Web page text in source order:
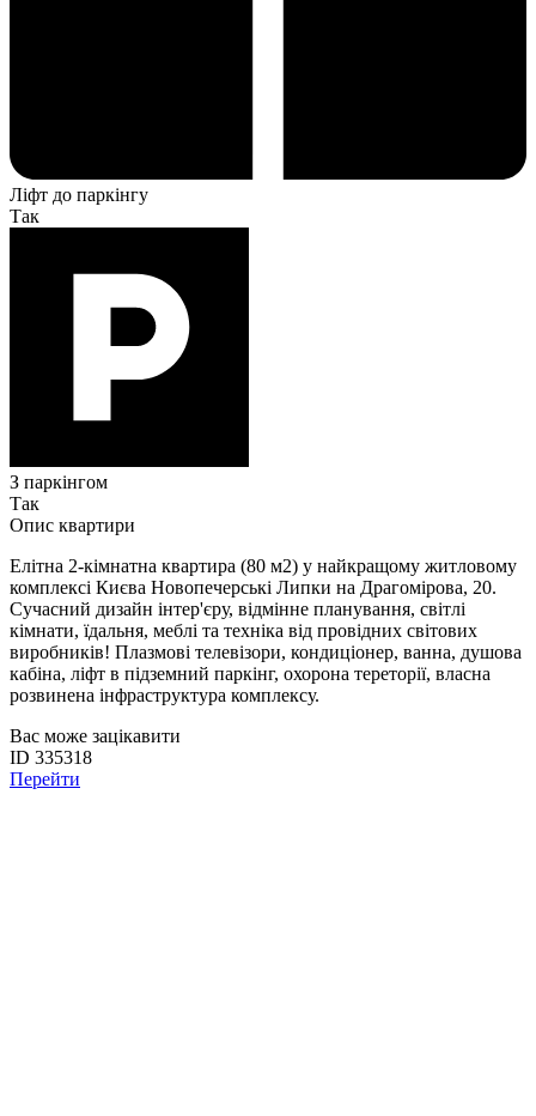
Ліфт до паркінгу
Так
З паркінгом
Так
Опис квартири
Елітна 2-кімнатна квартира (80 м2) у найкращому житловому
комплексі Києва Новопечерські Липки на Драгомірова, 20.
Сучасний дизайн інтер'єру, відмінне планування, світлі
кімнати, їдальня, меблі та техніка від провідних світових
виробників! Плазмові телевізори, кондиціонер, ванна, душова
кабіна, ліфт в підземний паркінг, охорона тереторії, власна
розвинена інфраструктура комплексу.
Вас може зацікавити
ID 335318
Перейти